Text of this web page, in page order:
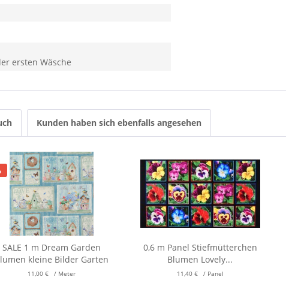
ersten Wäsche
Kunden haben sich ebenfalls angesehen
SALE 1 m Dream Garden
kleine Bilder Garten
11,00 € / Meter
0,6 m Panel Stiefmütterchen
Blumen Lovely...
11,40 € / Panel